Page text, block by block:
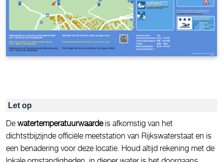
Let op
De watertemperatuurwaardeis afkomstig van het
dichtstbijzijnde officiële meetstation van Rijkswaterstaat en is
een benadering voor deze locatie. Houd altijd rekening met de